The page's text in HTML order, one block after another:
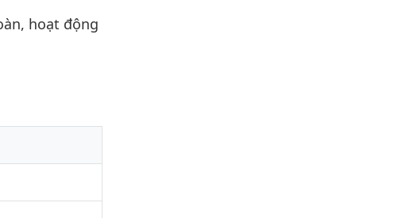
hoạt động